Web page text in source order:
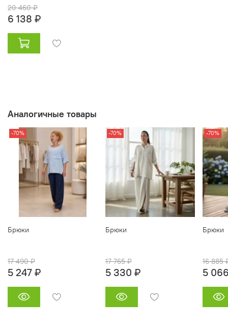
20 460 ₽
6 138 ₽
Аналогичные товары
-70%
Брюки
17 490 ₽
5 247 ₽
-70%
Брюки
17 765 ₽
5 330 ₽
-70%
Брюки
16 885
5